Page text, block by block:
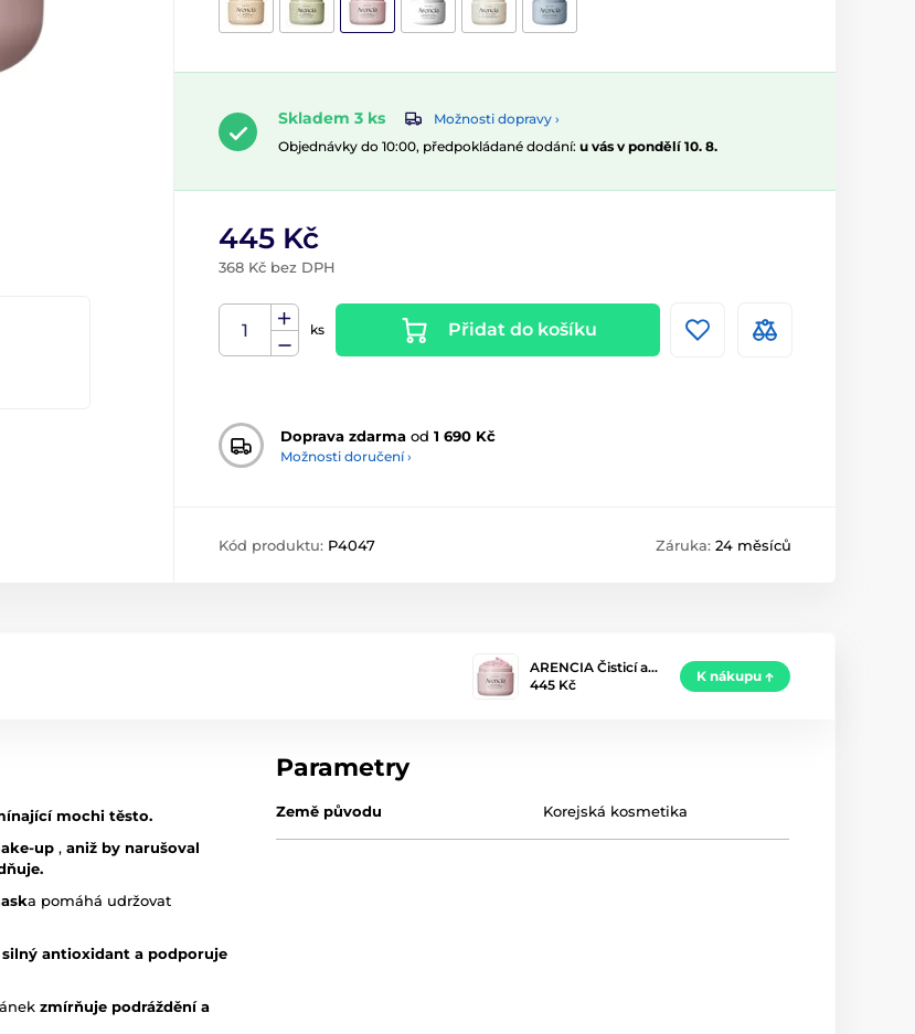
Skladem 3 ks
Možnosti dopravy ›
Objednávky do 10:00, předpokládané dodání: u vás v pondělí 10. 8.
445 Kč
368 Kč bez DPH
ks Přidat do košíku
Doprava zdarma od 1 690 Kč
Možnosti doručení ›
Kód produktu: P4047 Záruka: 24 měsíců
ARENCIA Čisticí a…
445 Kč
K nákupu
mochi těsto.
up , aniž by narušoval
a pomáhá udržovat
silný antioxidant a podporuje
zmírňuje podráždění a
Parametry
Země původu Korejská kosmetika